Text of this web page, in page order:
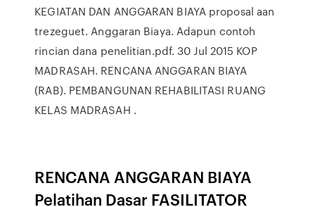
KEGIATAN DAN ANGGARAN BIAYA proposal aan
trezeguet. Anggaran Biaya. Adapun contoh
rincian dana penelitian.pdf. 30 Jul 2015 KOP
MADRASAH. RENCANA ANGGARAN BIAYA
(RAB). PEMBANGUNAN REHABILITASI RUANG
KELAS MADRASAH .
RENCANA ANGGARAN BIAYA
Pelatihan Dasar FASILITATOR